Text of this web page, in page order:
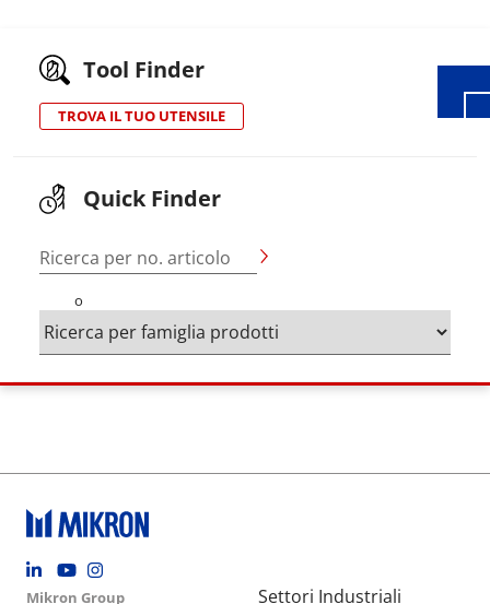
Tool Finder
TROVA IL TUO UTENSILE
Quick Finder
Ricerca per no. articolo
o
Footer social
Mikron Group Settori Industriali